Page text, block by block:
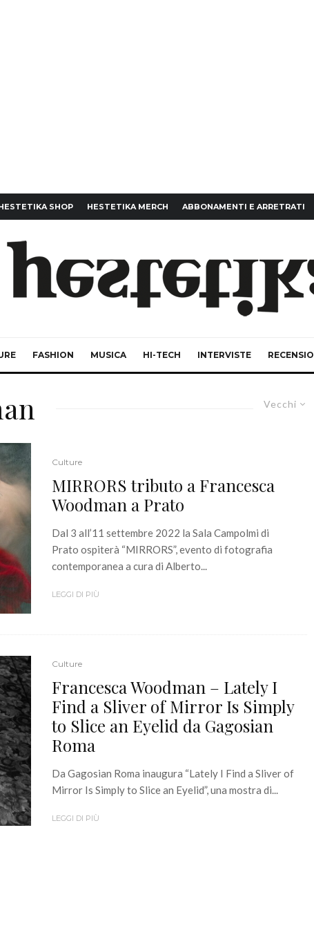
SHOP HESTETIKA MERCH ABBONAMENTI E ARRETRATI
FASHION MUSICA HI-TECH INTERVISTE
Vecchi
Culture
MIRRORS tributo a Francesca
Woodman a Prato
Dal 3 all’11 settembre 2022 la Sala Campolmi di
Prato ospiterà “MIRRORS”, evento di fotografia
contemporanea a cura di Alberto...
LEGGI DI PIÙ
Culture
Francesca Woodman – Lately I
Find a Sliver of Mirror Is Simply
to Slice an Eyelid da Gagosian
Roma
Da Gagosian Roma inaugura “Lately I Find a Sliver of
Mirror Is Simply to Slice an Eyelid”, una mostra di...
LEGGI DI PIÙ